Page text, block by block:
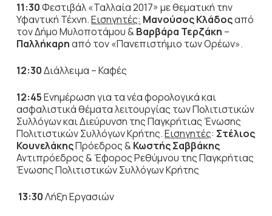
11:30Φεστιβάλ «Ταλλαία 2017» με θεματική την
Υφαντική Τέχνη.Εισηγητές: Μανούσος Κλάδοςαπό
τον Δήμο Μυλοποτάμου & Βαρβάρα Τερζάκη –
Παλλήκαρηαπό τον «Πανεπιστήμιο των Ορέων».
12:30Διάλλειμα – Καφές
12:45Ενημέρωση για τα νέα φορολογικά και
ασφαλιστικά θέματα λειτουργίας των Πολιτιστικών
Συλλόγων και Διεύρυνση της Παγκρήτιας Ένωσης
Πολιτιστικών Συλλόγων Κρήτης.Εισηγητές: Στέλιος
ΚουνελάκηςΠρόεδρος & Κωστής Σαββάκης
Αντιπρόεδρος & Έφορος Ρεθύμνου της Παγκρήτιας
Ένωσης Πολιτιστικών Συλλόγων Κρήτης
13:30Λήξη Εργασιών